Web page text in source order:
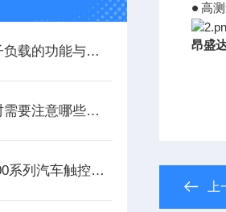
可编程直流电子负载的功能与优势
电子负载选型时需要注意哪些方面
麦科信 ATO1000系列汽车触控示波器
● 高
昂盛